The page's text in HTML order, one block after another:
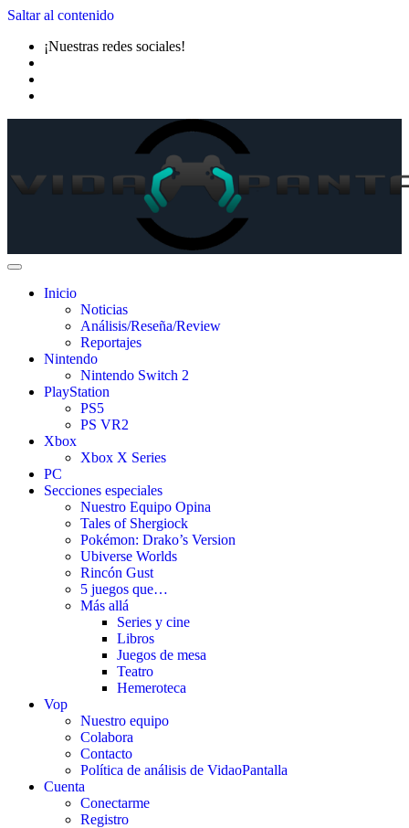
Saltar al contenido
¡Nuestras redes sociales!
Inicio
Noticias
Análisis/Reseña/Review
Reportajes
Nintendo
Nintendo Switch 2
PlayStation
PS5
PS VR2
Xbox
Xbox X Series
PC
Secciones especiales
Nuestro Equipo Opina
Tales of Shergiock
Pokémon: Drako’s Version
Ubiverse Worlds
Rincón Gust
5 juegos que…
Más allá
Series y cine
Libros
Juegos de mesa
Teatro
Hemeroteca
Vop
Nuestro equipo
Colabora
Contacto
Política de análisis de VidaoPantalla
Cuenta
Conectarme
Registro